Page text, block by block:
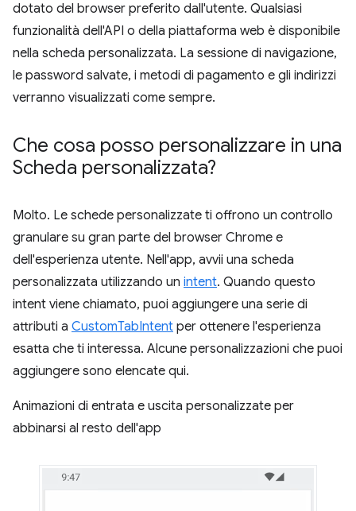
dotato del browser preferito dall'utente. Qualsiasi
funzionalità dell'API o della piattaforma web è disponibile
nella scheda personalizzata. La sessione di navigazione,
le password salvate, i metodi di pagamento e gli indirizzi
verranno visualizzati come sempre.
Che cosa posso personalizzare in una
Scheda personalizzata?
Molto. Le schede personalizzate ti offrono un controllo
granulare su gran parte del browser Chrome e
dell'esperienza utente. Nell'app, avvii una scheda
personalizzata utilizzando un intent. Quando questo
intent viene chiamato, puoi aggiungere una serie di
attributi a CustomTabIntent per ottenere l'esperienza
esatta che ti interessa. Alcune personalizzazioni che puoi
aggiungere sono elencate qui.
Animazioni di entrata e uscita personalizzate per
abbinarsi al resto dell'app